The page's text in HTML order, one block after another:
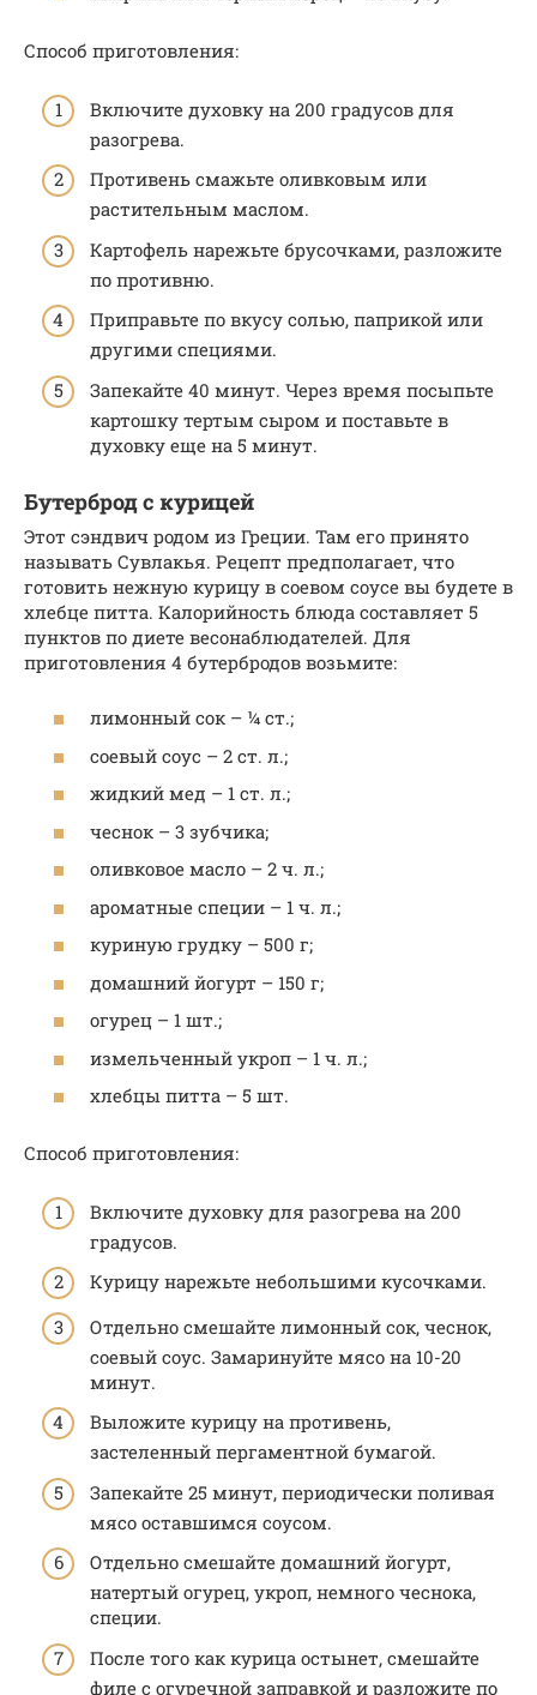
Способ приготовления:
Включите духовку на 200 градусов для
разогрева.
Противень смажьте оливковым или
растительным маслом.
Картофель нарежьте брусочками, разложите
по противню.
Приправьте по вкусу солью, паприкой или
другими специями.
Запекайте 40 минут. Через время посыпьте
картошку тертым сыром и поставьте в
духовку еще на 5 минут.
Бутерброд с курицей
Этот сэндвич родом из Греции. Там его принято
называть Сувлакья. Рецепт предполагает, что
готовить нежную курицу в соевом соусе вы будете в
хлебце питта. Калорийность блюда составляет 5
пунктов по диете весонаблюдателей. Для
приготовления 4 бутербродов возьмите:
лимонный сок – ¼ ст.;
соевый соус – 2 ст. л.;
жидкий мед – 1 ст. л.;
чеснок – 3 зубчика;
оливковое масло – 2 ч. л.;
ароматные специи – 1 ч. л.;
куриную грудку – 500 г;
домашний йогурт – 150 г;
огурец – 1 шт.;
измельченный укроп – 1 ч. л.;
хлебцы питта – 5 шт.
Способ приготовления:
Включите духовку для разогрева на 200
градусов.
Курицу нарежьте небольшими кусочками.
Отдельно смешайте лимонный сок, чеснок,
соевый соус. Замаринуйте мясо на 10-20
минут.
Выложите курицу на противень,
застеленный пергаментной бумагой.
Запекайте 25 минут, периодически поливая
мясо оставшимся соусом.
Отдельно смешайте домашний йогурт,
натертый огурец, укроп, немного чеснока,
специи.
После того как курица остынет, смешайте
филе с огуречной заправкой и разложите по